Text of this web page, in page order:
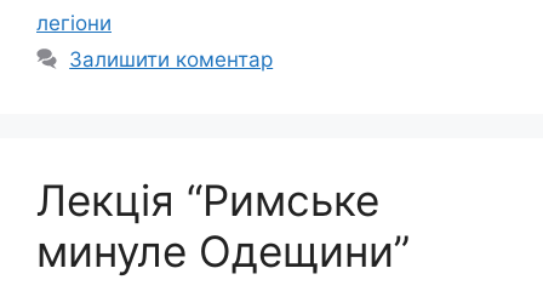
легіони
Залишити коментар
Лекція “Римське
минуле Одещини”